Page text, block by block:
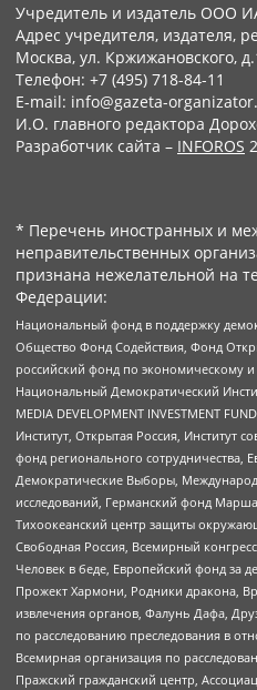
Учредитель и издатель ООО
Адрес учредителя, издателя,
Москва, ул. Кржижановского,
Телефон: +7 (495) 718-84-11
E-mail: info@gazeta-
И.О. главного редактора
Разработчик сайта – INFOROS
* Перечень иностранных и
неправительственных
признана нежелательной на
Федерации:
Национальный фонд в поддержку
Общество Фонд Содействия, Фонд
российский фонд по экономическому
Национальный Демократический
MEDIA DEVELOPMENT INVESTMENT
Институт, Открытая Россия, Институт
фонд регионального сотрудничества,
Демократические Выборы,
исследований, Германский фонд
Тихоокеанский центр защиты
Свободная Россия, Всемирный
Человек в беде, Европейский фонд за
Прожект Хармони, Родники дракона,
извлечения органов, Фалунь Дафа,
по расследованию преследования в
Всемирная организация по
Пражский гражданский центр,